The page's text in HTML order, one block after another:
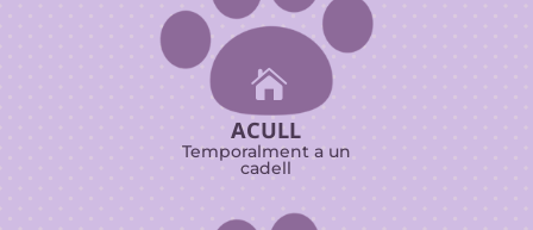

ACULL
Temporalment a un
cadell